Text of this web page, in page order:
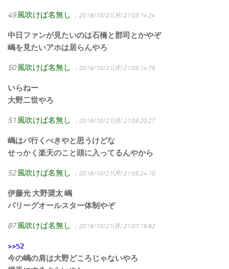
49 風吹けば名無し ：2019/10/21(月) 21:05:14.24
中日ファンが見たいのは石橋と郡司とかやぞ
嶋を見たいアホは居らんやろ
50 風吹けば名無し ：2019/10/21(月) 21:05:14.79
いらねー
大野二世やろ
51 風吹けば名無し ：2019/10/21(月) 21:05:20.27
嶋はパ行くべきやと思うけどな
せっかく楽天のこと頭に入ってるんやから
52 風吹けば名無し ：2019/10/21(月) 21:05:24.10
伊藤光 大野奨太 嶋
パリーグオールスター体制やぞ
87 風吹けば名無し ：2019/10/21(月) 21:07:19.82
>>52
今の嶋の肩は大野どころじゃないやろ